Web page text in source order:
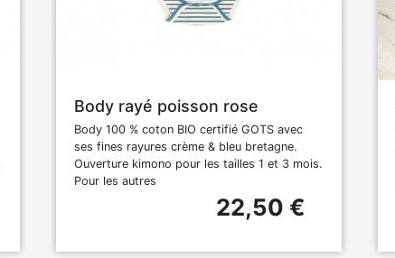
Body rayé poisson rose
Body 100 % coton BIO certifié GOTS avec
ses fines rayures crème & bleu bretagne.
Ouverture kimono pour les tailles 1 et 3 mois.
Pour les autres
22,50 €